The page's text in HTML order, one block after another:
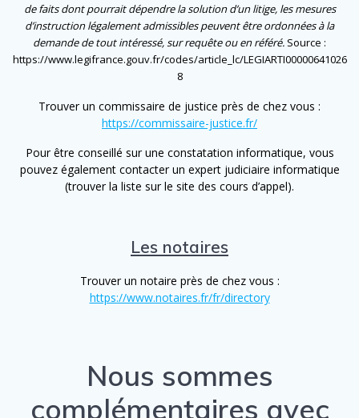
de faits dont pourrait dépendre la solution d’un litige, les mesures
d’instruction légalement admissibles peuvent être ordonnées à la
demande de tout intéressé, sur requête ou en référé. Source :
https://www.legifrance.gouv.fr/codes/article_lc/LEGIARTI00000641026
8
Trouver un commissaire de justice près de chez vous :
https://commissaire-justice.fr/
Pour être conseillé sur une constatation informatique, vous
pouvez également contacter un expert judiciaire informatique
(trouver la liste sur le site des cours d’appel).
Les notaires
Trouver un notaire près de chez vous :
https://www.notaires.fr/fr/directory
Nous sommes
complémentaires avec